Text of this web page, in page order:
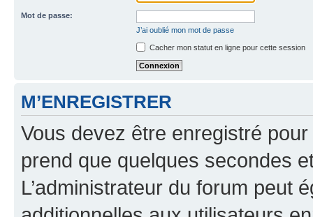
Mot de passe:
J’ai oublié mon mot de passe
Cacher mon statut en ligne pour cette session
M’ENREGISTRER
Vous devez être enregistré
prend que quelques secondes
L’administrateur du forum peut